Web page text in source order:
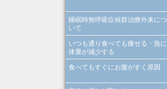
睡眠時無呼吸症候群治療外来につ
いて
いつも通り食べても痩せる・急に
体重が減少する
食べてもすぐにお腹がすく原因